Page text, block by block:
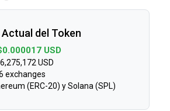
del Token
USD
USD
exchanges
(ERC-20) y Solana (SPL)